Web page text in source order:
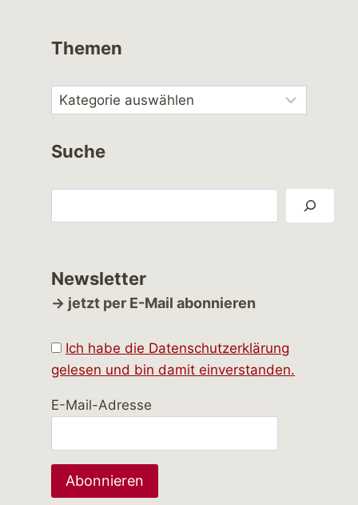
Themen
Suche
Newsletter
→ jetzt per E-Mail abonnieren
Ich habe die Datenschutzerklärung
gelesen und bin damit einverstanden.
E-Mail-Adresse